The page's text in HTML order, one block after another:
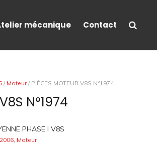
mécanique Contact
/ Moteur/ PIÈCES MOTEUR V8S N°1974
N°1974
PHASE I V8S
, Moteur